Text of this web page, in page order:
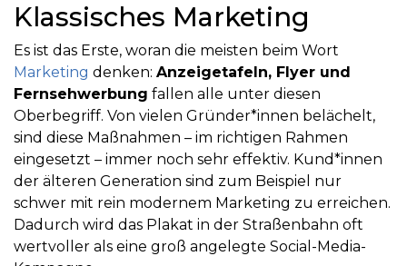
Klassisches Marketing
Es ist das Erste, woran die meisten beim Wort
Marketing denken: Anzeigetafeln, Flyer und
Fernsehwerbung fallen alle unter diesen
Oberbegriff. Von vielen Gründer*innen belächelt,
sind diese Maßnahmen – im richtigen Rahmen
eingesetzt – immer noch sehr effektiv. Kund*innen
der älteren Generation sind zum Beispiel nur
schwer mit rein modernem Marketing zu erreichen.
Dadurch wird das Plakat in der Straßenbahn oft
wertvoller als eine groß angelegte Social-Media-